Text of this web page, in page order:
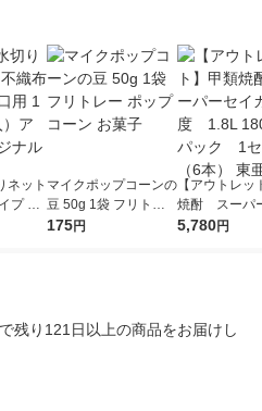
ネット
プ 排
枚
マイクポップコーンの
豆 50g 1袋 フリトレ
ー ポップコーン お菓
175円
【アウトレッ
焼酎 スーパ
25度 1.8L
5,780円
残り121日以上の商品をお届けし